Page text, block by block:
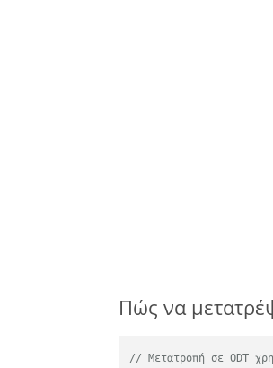
Πώς να
// Μετατροπή σε ODT